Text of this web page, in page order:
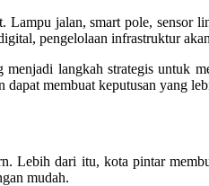
Lampu jalan, smart pole,
pengelolaan infrastruktur
langkah strategis untuk
membuat keputusan yang
Lebih dari itu, kota pintar
mudah.